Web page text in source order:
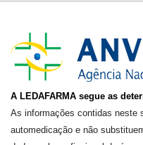
A LEDAFARMA segue as
As informações contidas neste
automedicação e não